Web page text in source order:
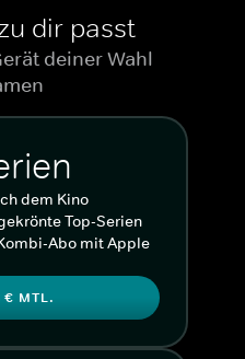
dir passt
deiner Wahl
dem Kino
Top-Serien
Abo mit Apple
€ MTL.